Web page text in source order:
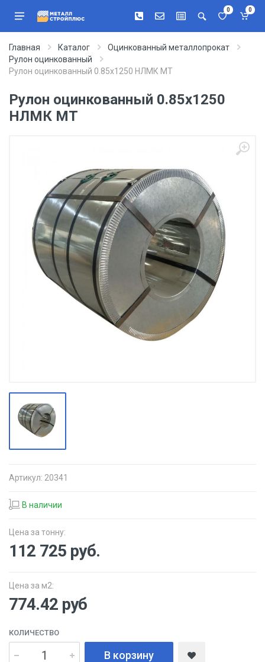
0 0
Главная Каталог
Оцинкованный металлопрокат
Рулон оцинкованный
Рулон оцинкованный 0.85х1250 НЛМК МТ
Рулон оцинкованный 0.85х1250
НЛМК МТ
Артикул: 20341
В наличии
Цена за тонну:
112 725 руб.
Цена за м2:
774.42 руб
КОЛИЧЕСТВО
В корзину